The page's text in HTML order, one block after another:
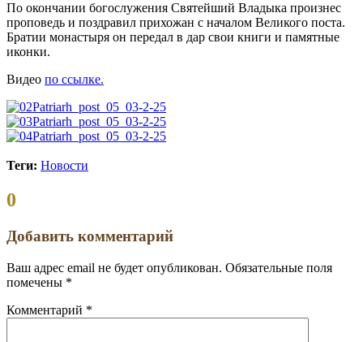
По окончании богослужения Святейший Владыка произнес
проповедь и поздравил прихожан с началом Великого поста.
Братии монастыря он передал в дар свои книги и памятные
иконки.
Видео по ссылке.
Теги: Новости
Комментариев:
0
Добавить комментарий
Ваш адрес email не будет опубликован. Обязательные поля
помечены *
Комментарий *